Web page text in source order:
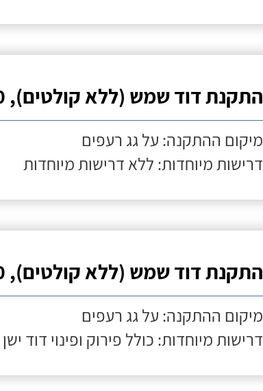
התקנת דוד שמש (ללא קולטים), 80 ליטר
מיקום ההתקנה: על גג רעפים
דרישות מיוחדות: ללא דרישות מיוחדות
התקנת דוד שמש (ללא קולטים), 80 ליטר
מיקום ההתקנה: על גג רעפים
דרישות מיוחדות: כולל פירוק ופינוי דוד ישן